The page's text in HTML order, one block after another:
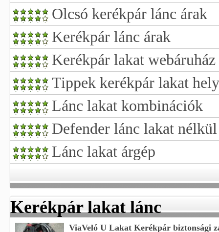
Olcsó kerékpár lánc árak
Kerékpár lánc árak
Kerékpár lakat webáruház
Tippek kerékpár lakat
Lánc lakat kombinációk
Defender lánc lakat nélkül
Lánc lakat árgép
Kerékpár lakat lánc
ViaVeló U Lakat Kerékpár biztonsági